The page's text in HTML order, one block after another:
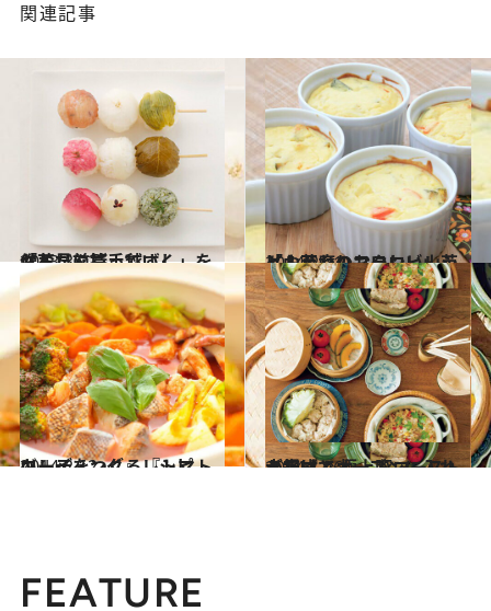
関連記事
2013.3.22
お花見に持っていく、「おだんご手毬ずし」を作る 前篇
グルメ 2014.2.21
「山芋」のマクロビレシピふんわりおいしい山芋とお豆腐のフラン
グルメ
2014.2.12
キレイをつくる『トマトローディング』レシピ
グルメ 2014.1.26
土鍋ごとオーブンに入れるだけで 極上豚ローストが完成！
グルメ
FEATURE